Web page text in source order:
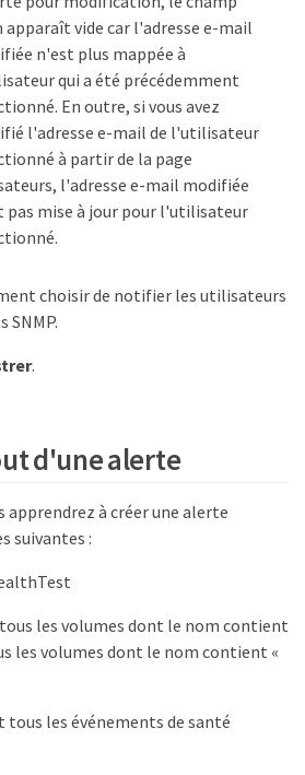
apparaît vide car l'adresse e-mail
n'est plus mappée à
qui a été précédemment
En outre, si vous avez
l'adresse e-mail de l'utilisateur
à partir de la page
l'adresse e-mail modifiée
pas mise à jour pour l'utilisateur
choisir de notifier les utilisateurs
SNMP.
.
d'une alerte
apprendrez à créer une alerte
suivantes :
les volumes dont le nom contient
les volumes dont le nom contient «
tous les événements de santé